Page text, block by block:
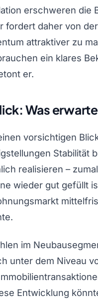
erschweren die
fordert daher von
attraktiver zu
ein klares
er.
Was
vorsichtigen
Stabilität
realisieren –
wieder gut gefüllt
im
unter dem Niveau
Entwicklung